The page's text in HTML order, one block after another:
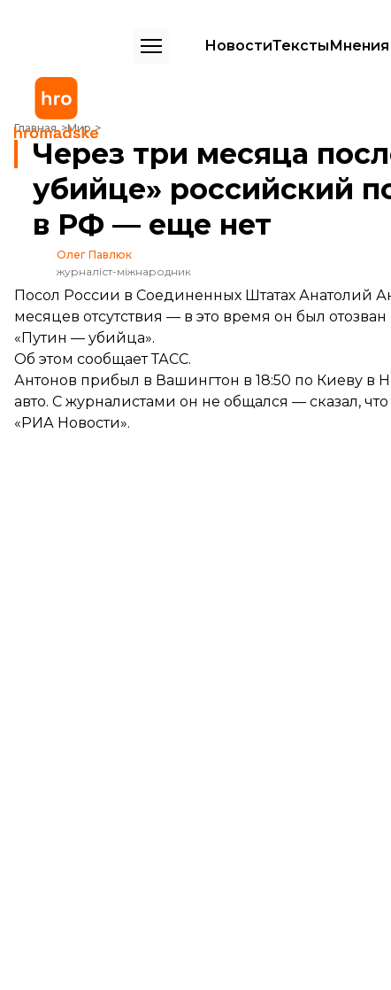
НовостиТекстыМнения
Главная Мир
Через три месяца после заявления Байдена о «Путине-убийце»
Через три месяца
убийце» российский
в РФ — еще нет
Олег Павлюк
журналіст-міжнародник
Посол России в Соединенных Штатах Анатолий
месяцев отсутствия — в это время он был
«Путин — убийца».
Об этом сообщаетТАСС.
Антонов прибыл в Вашингтон в 18:50 по Киеву в
авто. С журналистами он не общался — сказал, что
«РИА Новости».